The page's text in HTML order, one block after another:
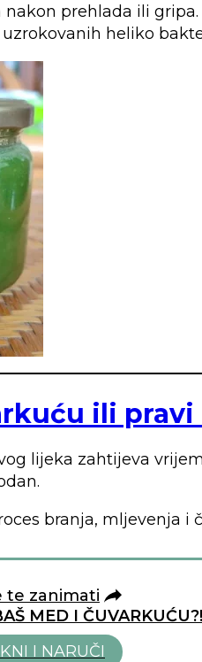
prehlada ili gripa.
heliko
ili pravi
lijeka zahtijeva
branja, mljevenja i
te zanimati
MED I ČUVARKUĆU?!
I NARUČI